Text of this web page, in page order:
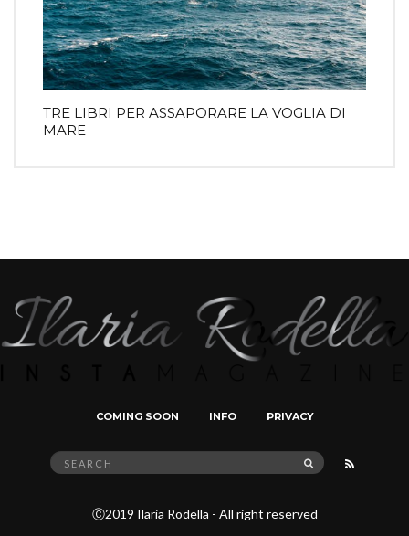
TRE LIBRI PER ASSAPORARE LA VOGLIA DI
MARE
COMING SOON INFO PRIVACY
Search
for:
SEARCH
Ⓒ2019 Ilaria Rodella - All right reserved